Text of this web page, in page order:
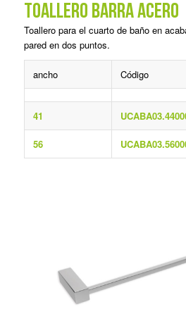
TOALLERO BARRA ACERO
Toallero para el cuarto de baño en
pared en dos puntos.
ancho Código
41
56